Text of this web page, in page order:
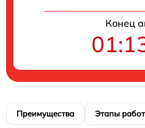
Конец
Преимущества Этапы работ